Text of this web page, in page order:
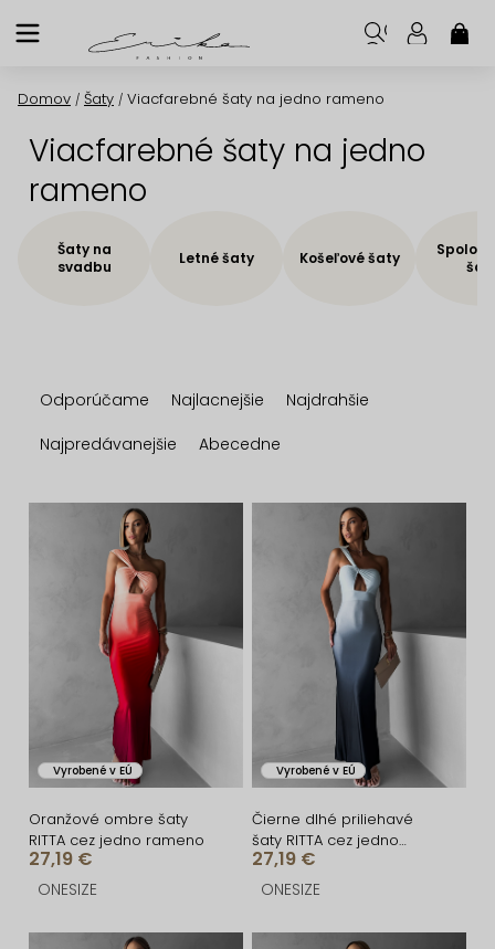
na
Domov / Šaty / Viacfarebné šaty na jedno rameno
Viacfarebné šaty na jedno
rameno
Šaty na
svadbu
Letné šaty Košeľové šaty
a
d
n
u
k
t
o
v
Odporúčame Najlacnejšie
Najdrahšie
Najpredávanejšie
Abecedne
o
d
u
k
o
Vyrobené v EÚ
Oranžové ombre šaty
RITTA cez jedno rameno
27,19 €
ONESIZE
Vyrobené v EÚ
Čierne dlhé priliehavé
šaty RITTA cez jedno
rameno
27,19 €
ONESIZE